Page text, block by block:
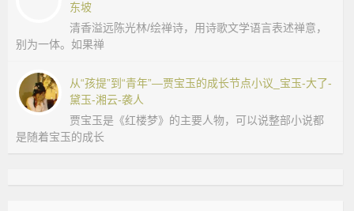
东坡
清香溢远陈光林/绘禅诗，用诗歌文学语言表述禅意，
别为一体。如果禅
从“孩提”到“青年”—贾宝玉的成长节点小议_宝玉-大了-
黛玉-湘云-袭人
贾宝玉是《红楼梦》的主要人物，可以说整部小说都
是随着宝玉的成长